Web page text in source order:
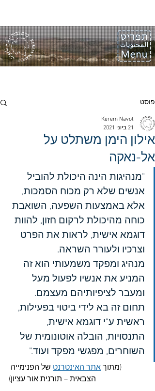
פוסט
אילון הימן משתלט על
אל-נאקה
Kerem Navot
21 ביוני 2021
"מנהיגות הינה היכולת להוביל
אנשים שלא רק מכוח הסמכות,
אלא באמצעות השפעה, השואבת
כוחה מהיכולת לרקום חזון, להוות
דוגמא אישית, לראות את הפרט
וצרכיו ולעורר השראה.
מנהיג ומפקד משמעותי הוא זה
המניע את אנשיו לפעול מעל
ומעבר לציפיותיהם מעצמם.
תחום זה בא לידי ביטוי בפעילות,
ראשית ע"י דוגמא אישית,
התנסויות, הובלה אוטונומית של
השוחרים, מפגשי מפקד ועוד."
(מתוך אתר האינטרנט של הפנימייה
הצבאית – תורנית אור עציון)